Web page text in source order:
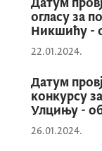
Општи тест
раду,
писменост
рада.
огласу за
Никшићу -
22.01.2024.
Датум
конкурсу
Улцињу -
26.01.2024.